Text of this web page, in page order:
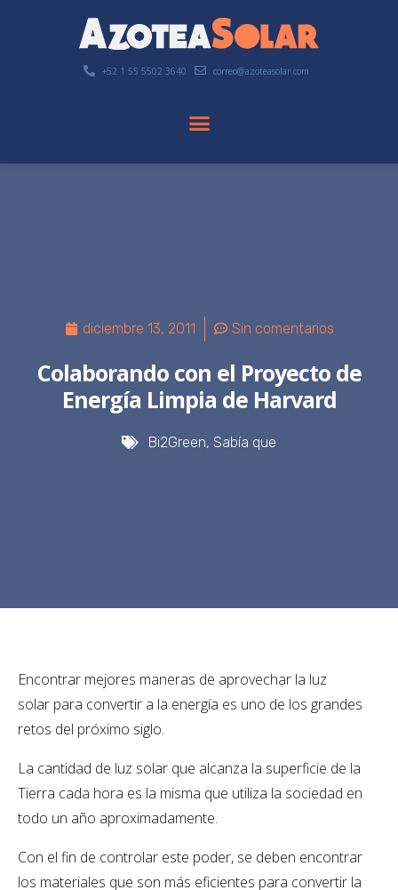
+52 1 55 5502 3640 correo@azoteasolar.com
diciembre 13, 2011 Sin comentarios
Colaborando con el Proyecto de
Energía Limpia de Harvard
Bi2Green, Sabía que
Encontrar mejores maneras de aprovechar la luz
solar para convertir a la energía es uno de los grandes
retos del próximo siglo.
La cantidad de luz solar que alcanza la superficie de la
Tierra cada hora es la misma que utiliza la sociedad en
todo un año aproximadamente.
Con el fin de controlar este poder, se deben encontrar
los materiales que son más eficientes para convertir la